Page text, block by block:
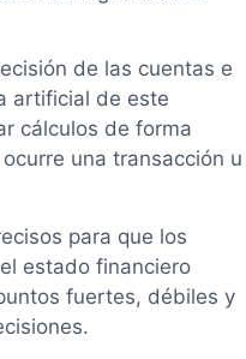
de las cuentas e
artificial de este
cálculos de forma
una transacción u
para que los
estado financiero
fuertes, débiles y